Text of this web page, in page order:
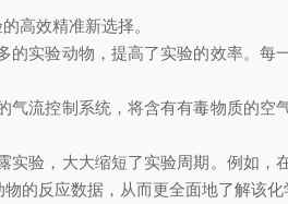
高效精准新选择。
实验动物，提高了实验的效率。每
流控制系统，将含有有毒物质的空
验，大大缩短了实验周期。例如，
的反应数据，从而更全面地了解该化